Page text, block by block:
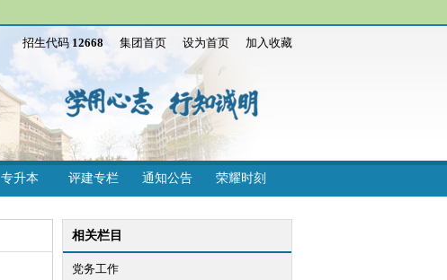
招生代码12668 集团首页 设为首页 加入收藏
专升本 评建专栏 通知公告 荣耀时刻
相关栏目
党务工作